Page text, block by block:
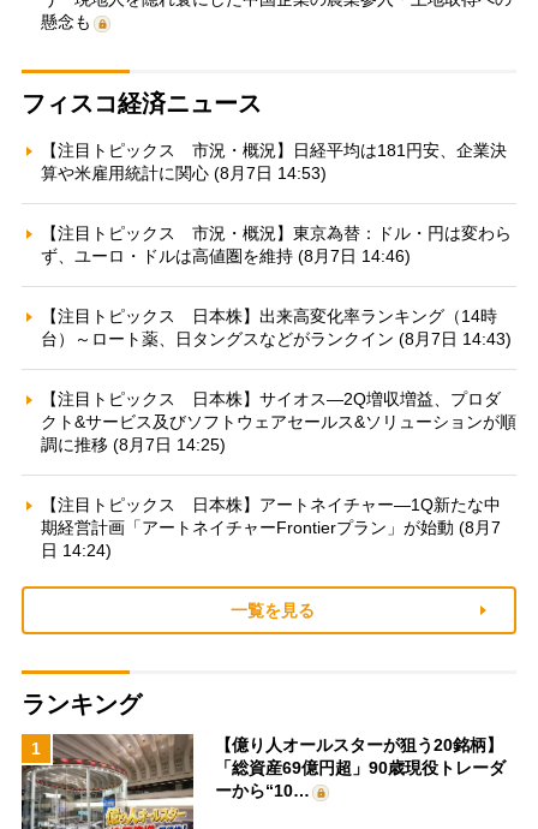
懸念も
フィスコ経済ニュース
【注目トピックス 市況・概況】日経平均は181円安、企業決
算や米雇用統計に関心 (8月7日 14:53)
【注目トピックス 市況・概況】東京為替：ドル・円は変わら
ず、ユーロ・ドルは高値圏を維持 (8月7日 14:46)
【注目トピックス 日本株】出来高変化率ランキング（14時
台）～ロート薬、日タングスなどがランクイン (8月7日 14:43)
【注目トピックス 日本株】サイオス—2Q増収増益、プロダ
クト&サービス及びソフトウェアセールス&ソリューションが順
調に推移 (8月7日 14:25)
【注目トピックス 日本株】アートネイチャー—1Q新たな中
期経営計画「アートネイチャーFrontierプラン」が始動 (8月7
日 14:24)
一覧を見る
ランキング
1
【億り人オールスターが狙う20銘柄】
「総資産69億円超」90歳現役トレーダ
ーから“10…